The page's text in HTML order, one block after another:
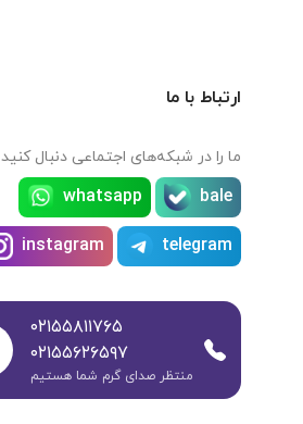
ارتباط با ما
ما را در شبکه‌های اجتماعی دنبال کنید
bale
whatsapp
telegram
instagram
۰۲۱۵۵۸۱۱۷۶۵
۰۲۱۵۵۶۲۶۵۹۷
منتظر صدای گرم شما هستیم